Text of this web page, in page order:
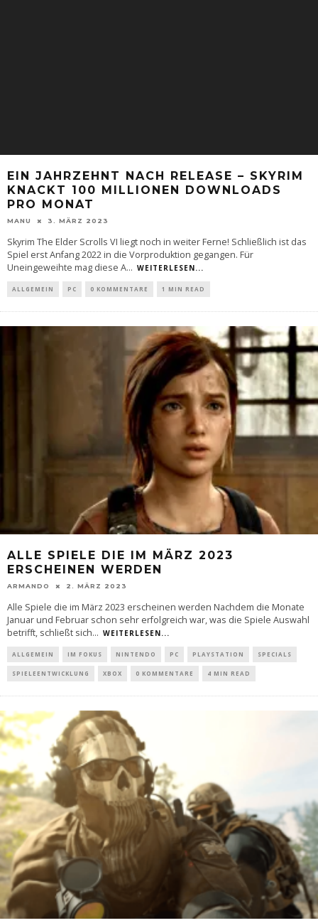
EIN JAHRZEHNT NACH RELEASE – SKYRIM
KNACKT 100 MILLIONEN DOWNLOADS
PRO MONAT
MANU 3. MÄRZ 2023
Skyrim The Elder Scrolls VI liegt noch in weiter Ferne! Schließlich ist das
Spiel erst Anfang 2022 in die Vorproduktion gegangen. Für
Uneingeweihte mag diese A... WEITERLESEN...
ALLGEMEIN PC 0 KOMMENTARE 1 MIN READ
ALLE SPIELE DIE IM MÄRZ 2023
ERSCHEINEN WERDEN
ARMANDO 2. MÄRZ 2023
Alle Spiele die im März 2023 erscheinen werden Nachdem die Monate
Januar und Februar schon sehr erfolgreich war, was die Spiele Auswahl
betrifft, schließt sich... WEITERLESEN...
ALLGEMEIN IM FOKUS NINTENDO PC PLAYSTATION SPECIALS
SPIELEENTWICKLUNG XBOX 0 KOMMENTARE 4 MIN READ